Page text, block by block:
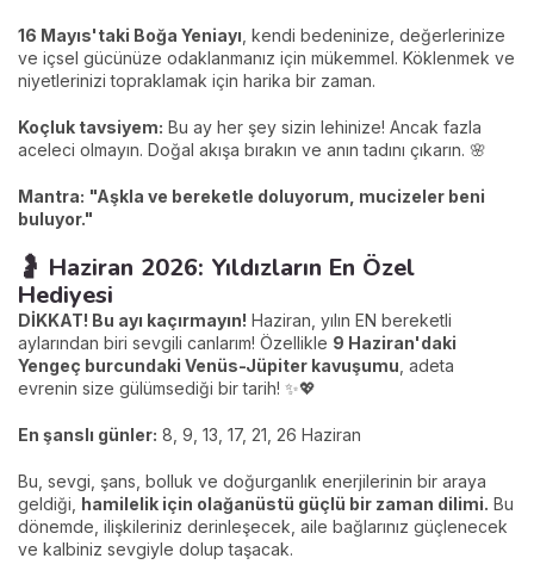
16 Mayıs'taki Boğa Yeniayı , kendi bedeninize, değerlerinize
ve içsel gücünüze odaklanmanız için mükemmel. Köklenmek ve
niyetlerinizi topraklamak için harika bir zaman.
Koçluk tavsiyem: Bu ay her şey sizin lehinize! Ancak fazla
aceleci olmayın. Doğal akışa bırakın ve anın tadını çıkarın. 🌸
Mantra: "Aşkla ve bereketle doluyorum, mucizeler beni
buluyor."
🤰 Haziran 2026: Yıldızların En Özel
Hediyesi
DİKKAT! Bu ayı kaçırmayın! Haziran, yılın EN bereketli
aylarından biri sevgili canlarım! Özellikle 9 Haziran'daki
Yengeç burcundaki Venüs-Jüpiter kavuşumu , adeta
evrenin size gülümsediği bir tarih! ✨💖
En şanslı günler: 8, 9, 13, 17, 21, 26 Haziran
Bu, sevgi, şans, bolluk ve doğurganlık enerjilerinin bir araya
geldiği, hamilelik için olağanüstü güçlü bir zaman dilimi. Bu
dönemde, ilişkileriniz derinleşecek, aile bağlarınız güçlenecek
ve kalbiniz sevgiyle dolup taşacak.